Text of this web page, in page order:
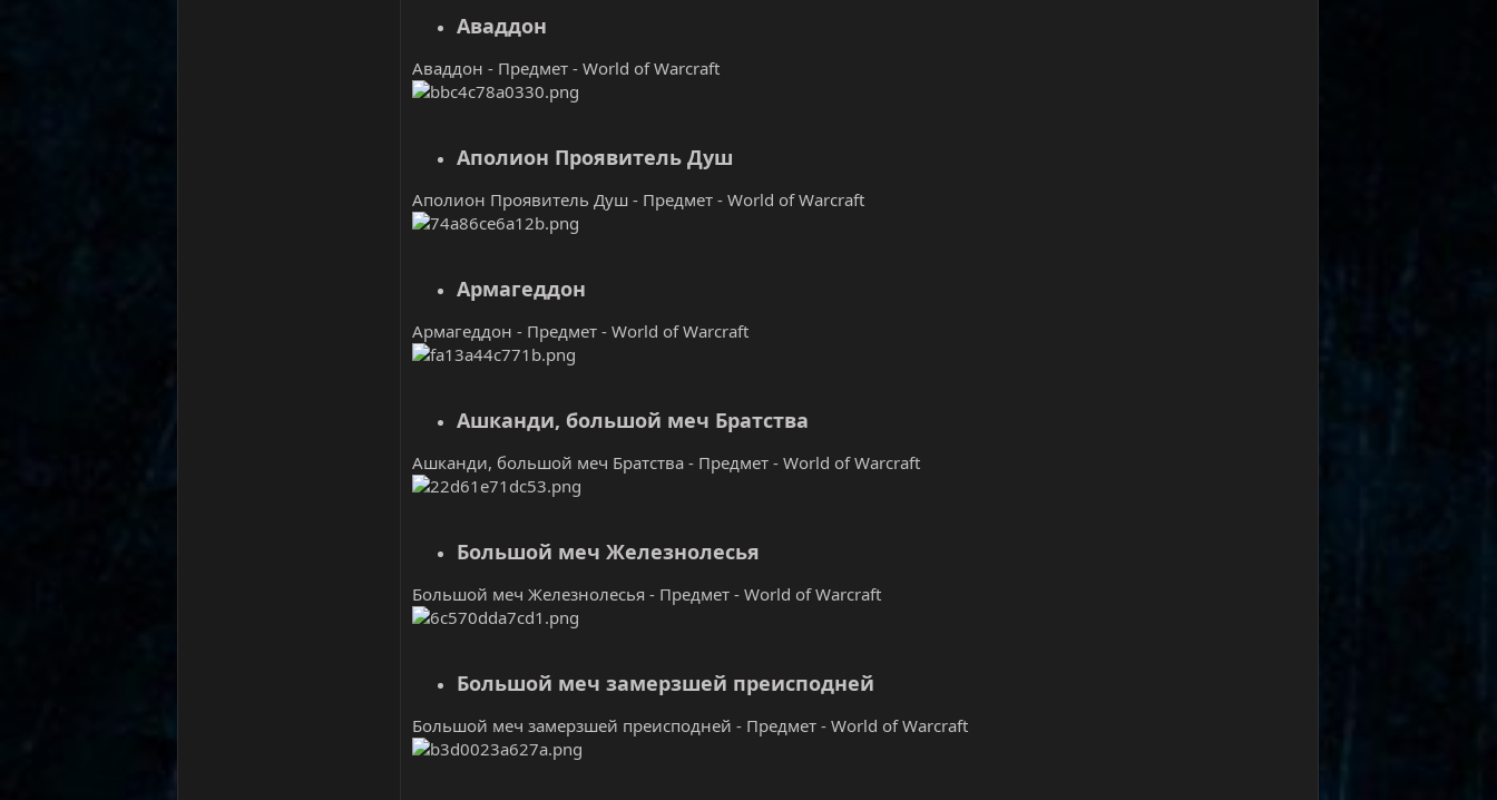
Аваддон
Аваддон - Предмет - World of Warcraft
Аполион Проявитель Душ
Аполион Проявитель Душ - Предмет - World of Warcraft
Армагеддон
Армагеддон - Предмет - World of Warcraft
Ашканди, большой меч Братства
Ашканди, большой меч Братства - Предмет - World of Warcraft
Большой меч Железнолесья
Большой меч Железнолесья - Предмет - World of Warcraft
Большой меч замерзшей преисподней
Большой меч замерзшей преисподней - Предмет - World of Warcraft